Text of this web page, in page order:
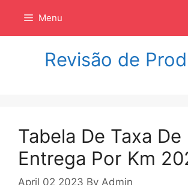
isi
Menu
Revisão de
Tabela De Taxa De
Entrega Por Km
April 02 2023 By Admin